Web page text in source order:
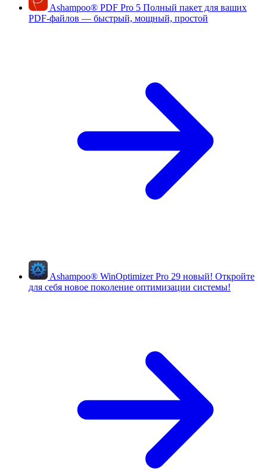
Ashampoo® PDF Pro 5 Полный пакет для ваших
PDF-файлов — быстрый, мощный, простой
Ashampoo® WinOptimizer Pro 29 новый! Откройте
для себя новое поколение оптимизации системы!